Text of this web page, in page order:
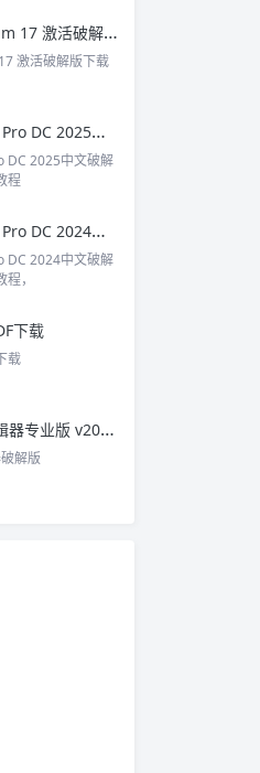
Navicat Premium 17 激活破解版下载及安装教程
激活破解版下载
Adobe Acrobat Pro DC 2025中文破解版下载及安装实用教程
DC 2025中文破解
程
Adobe Acrobat Pro DC 2024中文破解版下载及安装实用教程
DC 2024中文破解
，
下载
载
福昕高级PDF编辑器专业版 v2025 中文激活版
解版